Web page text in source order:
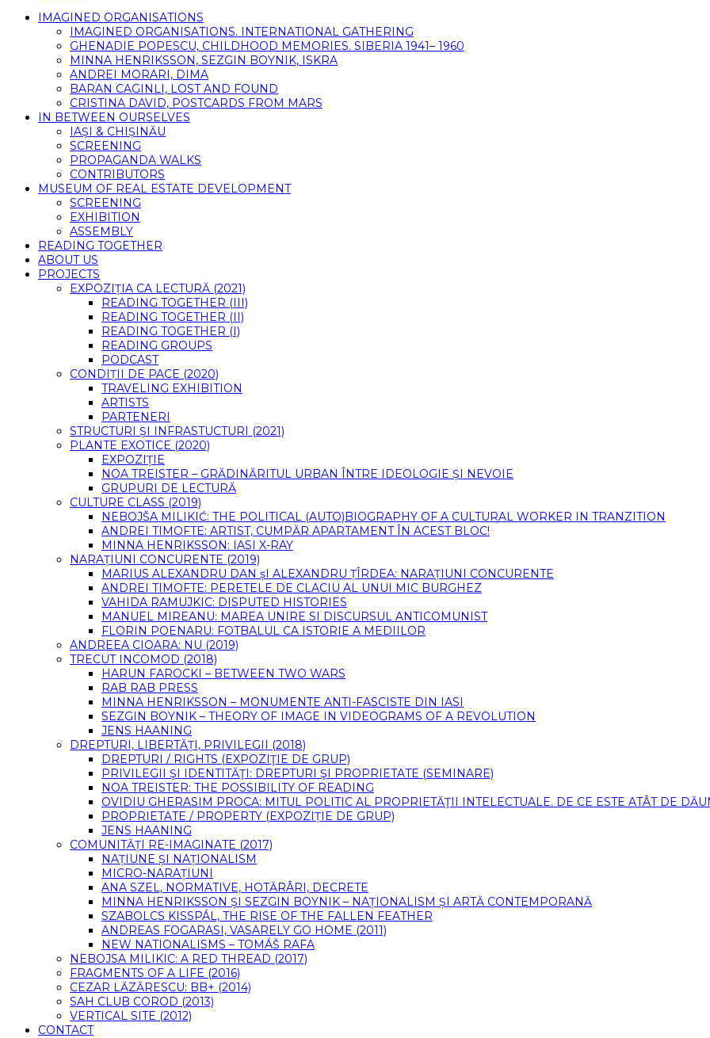
IMAGINED ORGANISATIONS
IMAGINED ORGANISATIONS. INTERNATIONAL GATHERING
GHENADIE POPESCU, CHILDHOOD MEMORIES. SIBERIA 1941– 1960
MINNA HENRIKSSON, SEZGIN BOYNIK, ISKRA
ANDREI MORARI, DIMA
BARAN CAGINLI, LOST AND FOUND
CRISTINA DAVID, POSTCARDS FROM MARS
IN BETWEEN OURSELVES
IAȘI & CHIȘINĂU
SCREENING
PROPAGANDA WALKS
CONTRIBUTORS
MUSEUM OF REAL ESTATE DEVELOPMENT
SCREENING
EXHIBITION
ASSEMBLY
READING TOGETHER
ABOUT US
PROJECTS
EXPOZIȚIA CA LECTURĂ (2021)
READING TOGETHER (III)
READING TOGETHER (II)
READING TOGETHER (I)
READING GROUPS
PODCAST
CONDIȚII DE PACE (2020)
TRAVELING EXHIBITION
ARTISTS
PARTENERI
STRUCTURI ȘI INFRASTUCTURI (2021)
PLANTE EXOTICE (2020)
EXPOZIȚIE
NOA TREISTER – GRĂDINĂRITUL URBAN ÎNTRE IDEOLOGIE ȘI NEVOIE
GRUPURI DE LECTURĂ
CULTURE CLASS (2019)
NEBOJŠA MILIKIĆ: THE POLITICAL (AUTO)BIOGRAPHY OF A CULTURAL WORKER IN TRANZITION
ANDREI TIMOFTE: ARTIST, CUMPĂR APARTAMENT ÎN ACEST BLOC!
MINNA HENRIKSSON: IASI X-RAY
NARAȚIUNI CONCURENTE (2019)
MARIUS ALEXANDRU DAN șI ALEXANDRU ȚÎRDEA: NARAȚIUNI CONCURENTE
ANDREI TIMOFTE: PERETELE DE CLACIU AL UNUI MIC BURGHEZ
VAHIDA RAMUJKIC: DISPUTED HISTORIES
MANUEL MIREANU: MAREA UNIRE SI DISCURSUL ANTICOMUNIST
FLORIN POENARU: FOTBALUL CA ISTORIE A MEDIILOR
ANDREEA CIOARA: NU (2019)
TRECUT INCOMOD (2018)
HARUN FAROCKI – BETWEEN TWO WARS
RAB RAB PRESS
MINNA HENRIKSSON – MONUMENTE ANTI-FASCISTE DIN IASI
SEZGIN BOYNIK – THEORY OF IMAGE IN VIDEOGRAMS OF A REVOLUTION
JENS HAANING
DREPTURI, LIBERTĂȚI, PRIVILEGII (2018)
DREPTURI / RIGHTS (EXPOZIŢIE DE GRUP)
PRIVILEGII ŞI IDENTITĂŢI: DREPTURI ŞI PROPRIETATE (SEMINARE)
NOA TREISTER: THE POSSIBILITY OF READING
OVIDIU GHERASIM PROCA: MITUL POLITIC AL PROPRIETĂŢII INTELECTUALE. DE CE ESTE ATÂT DE
PROPRIETATE / PROPERTY (EXPOZIȚIE DE GRUP)
JENS HAANING
COMUNITĂȚI RE-IMAGINATE (2017)
NAȚIUNE ȘI NAȚIONALISM
MICRO-NARAȚIUNI
ANA SZEL, NORMATIVE, HOTĂRÂRI, DECRETE
MINNA HENRIKSSON ȘI SEZGIN BOYNIK – NAȚIONALISM ȘI ARTĂ CONTEMPORANĂ
SZABOLCS KISSPÁL, THE RISE OF THE FALLEN FEATHER
ANDREAS FOGARASI, VASARELY GO HOME (2011)
NEW NATIONALISMS – TOMÁŠ RAFA
NEBOJSA MILIKIC: A RED THREAD (2017)
FRAGMENTS OF A LIFE (2016)
CEZAR LĂZĂRESCU: BB+ (2014)
SAH CLUB COROD (2013)
VERTICAL SITE (2012)
CONTACT